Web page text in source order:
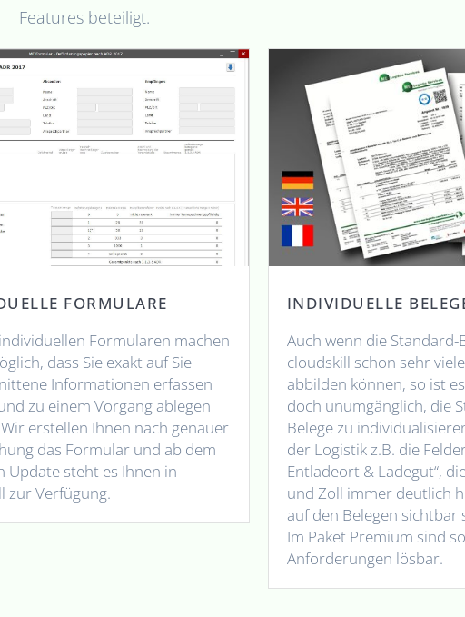
Features beteiligt.
FORMULARE
Formularen machen
dass Sie exakt auf Sie
Informationen erfassen
zu einem Vorgang ablegen
erstellen Ihnen nach genauer
das Formular und ab dem
Update steht es Ihnen in
zur Verfügung.
INDIVIDUELLE
Auch wenn die Standard-
cloudskill schon sehr
abbilden können, so ist
doch unumgänglich, die
Belege zu
der Logistik z.B. die
Entladeort & Ladegut“,
und Zoll immer deutlich
auf den Belegen sichtbar
Im Paket Premium sind
Anforderungen lösbar.